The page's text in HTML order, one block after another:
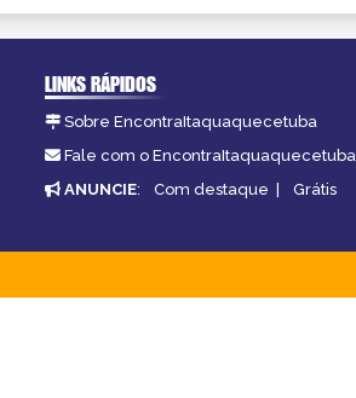
LINKS RÁPIDOS
Sobre EncontraItaquaquecetuba
Fale com o EncontraItaquaquecetuba
ANUNCIE: Com destaque | Grátis